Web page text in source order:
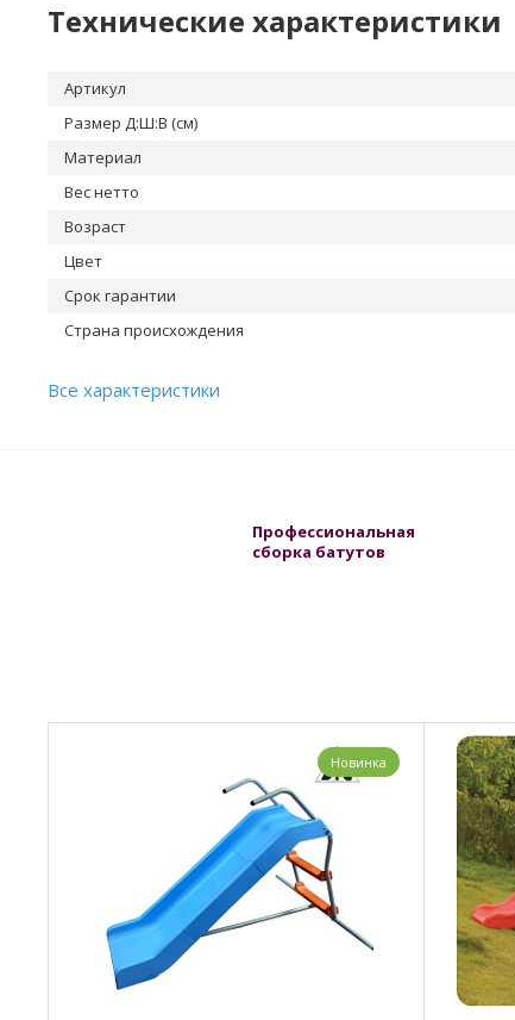
Технические характеристики
Артикул
Размер Д:Ш:В (см)
Материал
Вес нетто
Возраст
Цвет
Срок гарантии
Страна происхождения
Все характеристики
Профессиональная
сборка батутов
Новинка